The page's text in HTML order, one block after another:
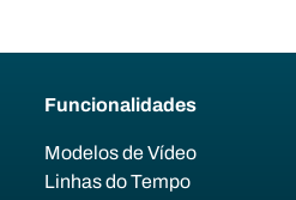
Funcionalidades
Modelos de Vídeo
Linhas do Tempo